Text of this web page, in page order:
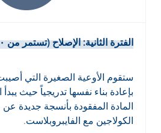
الفترة الثانية: الإصلاح (تستمر من ١٠ إلى ١٥ يومًا)
ستقوم الأوعية الصغيرة التي
بإعادة بناء نفسها تدريجياً حيث
المادة المفقودة بأنسجة جديدة
الكولاجين مع الفايبروبلاست.